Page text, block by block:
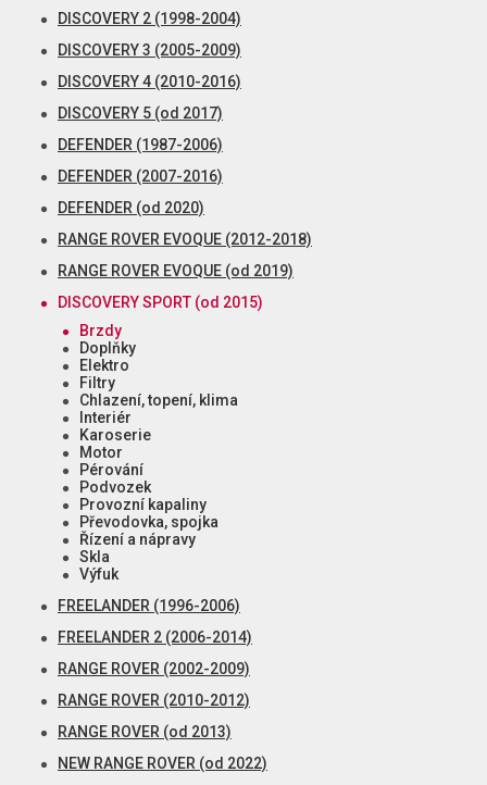
DISCOVERY 2 (1998-2004)
DISCOVERY 3 (2005-2009)
DISCOVERY 4 (2010-2016)
DISCOVERY 5 (od 2017)
DEFENDER (1987-2006)
DEFENDER (2007-2016)
DEFENDER (od 2020)
RANGE ROVER EVOQUE (2012-2018)
RANGE ROVER EVOQUE (od 2019)
DISCOVERY SPORT (od 2015)
Brzdy
Doplňky
Elektro
Filtry
Chlazení, topení, klima
Interiér
Karoserie
Motor
Pérování
Podvozek
Provozní kapaliny
Převodovka, spojka
Řízení a nápravy
Skla
Výfuk
FREELANDER (1996-2006)
FREELANDER 2 (2006-2014)
RANGE ROVER (2002-2009)
RANGE ROVER (2010-2012)
RANGE ROVER (od 2013)
NEW RANGE ROVER (od 2022)